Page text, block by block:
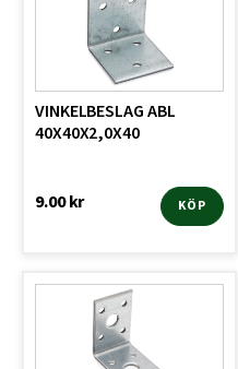
VINKELBESLAG ABL
40X40X2,0X40
9.00kr KÖP